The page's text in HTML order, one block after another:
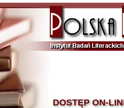
DOSTĘP ON-